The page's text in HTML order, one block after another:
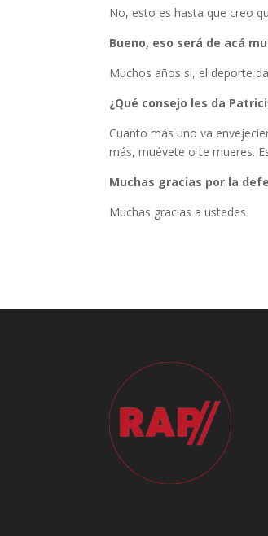
No, esto es hasta que creo
Bueno, eso será de acá
Muchos años si, el deporte
¿Qué consejo les da
Cuanto más uno va
más, muévete o te mueres.
Muchas gracias por la
Muchas gracias a ustedes